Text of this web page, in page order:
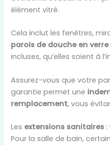
élément vitré.
Cela inclut les fenêtres,
parois de douche en
incluses, qu’elles soient à
Assurez-vous que votre
garantie permet une
remplacement, vous
Les extensions sanitaires
Pour la salle de bain,